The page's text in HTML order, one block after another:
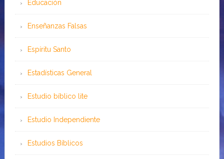
Educación
Enseñanzas Falsas
Espíritu Santo
Estadísticas General
Estudio bíblico lite
Estudio Independiente
Estudios Bíblicos